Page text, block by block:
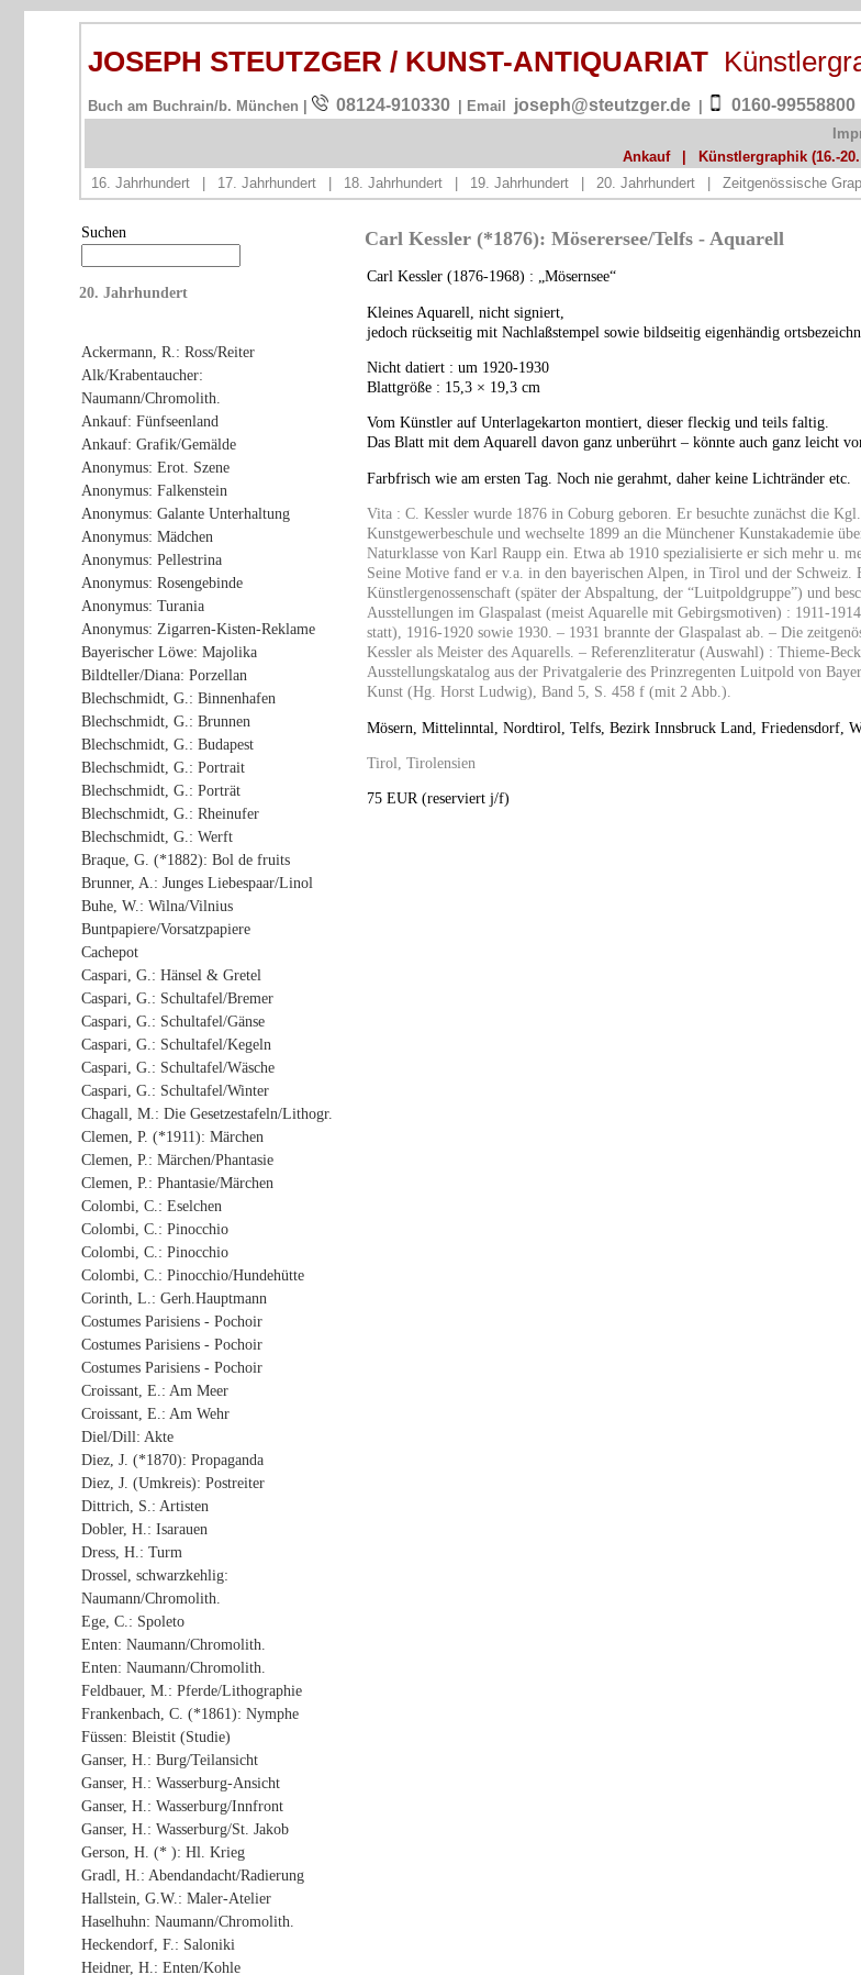
JOSEPH STEUTZGER / KUNST-ANTIQUARIAT
Buch am Buchrain/b. München | 08124-910330 | Email joseph@steutzger.de 0160-99558800
Ankauf
Künstlergraphik (16.-
16. Jahrhundert
17. Jahrhundert 18. Jahrhundert 19. Jahrhundert 20. Jahrhundert Zeitgenössische
Suchen
20. Jahrhundert
Ackermann, R.: Ross/Reiter
Alk/Krabentaucher:
Naumann/Chromolith.
Ankauf: Fünfseenland
Ankauf: Grafik/Gemälde
Anonymus: Erot. Szene
Anonymus: Falkenstein
Anonymus: Galante Unterhaltung
Anonymus: Mädchen
Anonymus: Pellestrina
Anonymus: Rosengebinde
Anonymus: Turania
Anonymus: Zigarren-Kisten-Reklame
Bayerischer Löwe: Majolika
Bildteller/Diana: Porzellan
Blechschmidt, G.: Binnenhafen
Blechschmidt, G.: Brunnen
Blechschmidt, G.: Budapest
Blechschmidt, G.: Portrait
Blechschmidt, G.: Porträt
Blechschmidt, G.: Rheinufer
Blechschmidt, G.: Werft
Braque, G. (*1882): Bol de fruits
Brunner, A.: Junges Liebespaar/Linol
Buhe, W.: Wilna/Vilnius
Buntpapiere/Vorsatzpapiere
Cachepot
Caspari, G.: Hänsel & Gretel
Caspari, G.: Schultafel/Bremer
Caspari, G.: Schultafel/Gänse
Caspari, G.: Schultafel/Kegeln
Caspari, G.: Schultafel/Wäsche
Caspari, G.: Schultafel/Winter
Chagall, M.: Die Gesetzestafeln/Lithogr.
Clemen, P. (*1911): Märchen
Clemen, P.: Märchen/Phantasie
Clemen, P.: Phantasie/Märchen
Colombi, C.: Eselchen
Colombi, C.: Pinocchio
Colombi, C.: Pinocchio
Colombi, C.: Pinocchio/Hundehütte
Corinth, L.: Gerh.Hauptmann
Costumes Parisiens - Pochoir
Costumes Parisiens - Pochoir
Costumes Parisiens - Pochoir
Croissant, E.: Am Meer
Croissant, E.: Am Wehr
Diel/Dill: Akte
Diez, J. (*1870): Propaganda
Diez, J. (Umkreis): Postreiter
Dittrich, S.: Artisten
Dobler, H.: Isarauen
Dress, H.: Turm
Drossel, schwarzkehlig:
Naumann/Chromolith.
Ege, C.: Spoleto
Enten: Naumann/Chromolith.
Enten: Naumann/Chromolith.
Feldbauer, M.: Pferde/Lithographie
Frankenbach, C. (*1861): Nymphe
Füssen: Bleistit (Studie)
Ganser, H.: Burg/Teilansicht
Ganser, H.: Wasserburg-Ansicht
Ganser, H.: Wasserburg/Innfront
Ganser, H.: Wasserburg/St. Jakob
Gerson, H. (* ): Hl. Krieg
Gradl, H.: Abendandacht/Radierung
Hallstein, G.W.: Maler-Atelier
Haselhuhn: Naumann/Chromolith.
Heckendorf, F.: Saloniki
Heidner, H.: Enten/Kohle
Carl Kessler (*1876): Möserersee/Telfs - Aquarell
Carl Kessler (1876-1968) : „Mösernsee“
Kleines Aquarell, nicht signiert,
jedoch rückseitig mit Nachlaßstempel sowie bildseitig eigenhändig
Nicht datiert : um 1920-1930
Blattgröße : 15,3 × 19,3 cm
Vom Künstler auf Unterlagekarton montiert, dieser fleckig und teils faltig.
Das Blatt mit dem Aquarell davon ganz unberührt – könnte auch ganz leicht
Farbfrisch wie am ersten Tag. Noch nie gerahmt, daher keine Lichtränder etc.
Vita : C. Kessler wurde 1876 in Coburg geboren. Er besuchte zunächst die
Kunstgewerbeschule und wechselte 1899 an die Münchener Kunstakademie
Naturklasse von Karl Raupp ein. Etwa ab 1910 spezialisierte er sich mehr u.
Seine Motive fand er v.a. in den bayerischen Alpen, in Tirol und der
Künstlergenossenschaft (später der Abspaltung, der “Luitpoldgruppe”) und
Ausstellungen im Glaspalast (meist Aquarelle mit Gebirgsmotiven) : 1911-
statt), 1916-1920 sowie 1930. – 1931 brannte der Glaspalast ab. – Die
Kessler als Meister des Aquarells. – Referenzliteratur (Auswahl) : Thieme-
Ausstellungskatalog aus der Privatgalerie des Prinzregenten Luitpold von
Kunst (Hg. Horst Ludwig), Band 5, S. 458 f (mit 2 Abb.).
Mösern, Mittelinntal, Nordtirol, Telfs, Bezirk Innsbruck Land, Friedensdorf,
Tirol, Tirolensien
75 EUR (reserviert j/f)